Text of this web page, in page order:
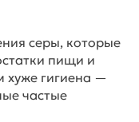
серы, которые
пищи и
хуже гигиена —
частые